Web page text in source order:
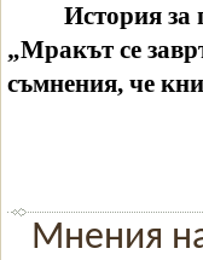
История за
„Мракът се
съмнения, че
Мнения